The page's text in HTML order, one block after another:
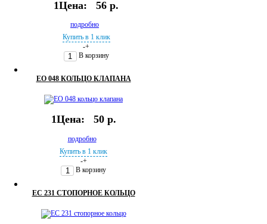
1Цена: 56 р.
подробно
Купить в 1 клик
-+
В корзину
EO 048 КОЛЬЦО КЛАПАНА
1Цена: 50 р.
подробно
Купить в 1 клик
-+
В корзину
EC 231 СТОПОРНОЕ КОЛЬЦО